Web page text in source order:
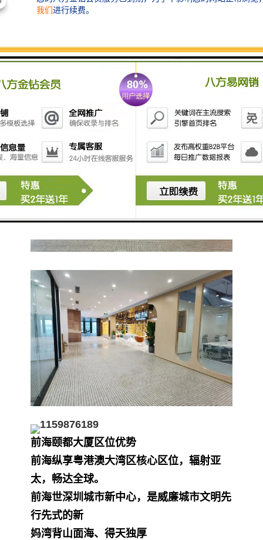
前海颐都大厦 区位优势
前海纵享粤港澳大湾区核心区位，辐射亚
太，畅达全球。
前海世深圳城市新中心，是威廉城市文明先
行先式的新
妈湾背山面海、得天独厚